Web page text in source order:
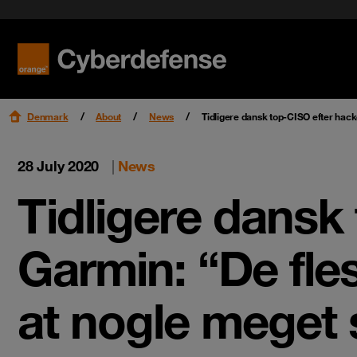
Partners
Denmark About News Tidligere dansk top-CISO efter
28 July 2020 | News
Tidligere
Garmin: “De
at nogle meget